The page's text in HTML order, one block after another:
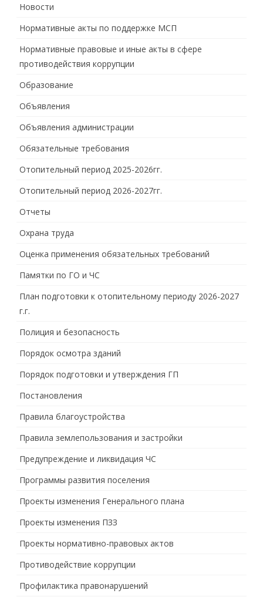
Новости
Нормативные акты по поддержке МСП
Нормативные правовые и иные акты в сфере
противодействия коррупции
Образование
Объявления
Объявления администрации
Обязательные требования
Отопительный период 2025-2026гг.
Отопительный период 2026-2027гг.
Отчеты
Охрана труда
Оценка применения обязательных требований
Памятки по ГО и ЧС
План подготовки к отопительному периоду 2026-2027
г.г.
Полиция и безопасность
Порядок осмотра зданий
Порядок подготовки и утверждения ГП
Постановления
Правила благоустройства
Правила землепользования и застройки
Предупреждение и ликвидация ЧС
Программы развития поселения
Проекты изменения Генерального плана
Проекты изменения ПЗЗ
Проекты нормативно-правовых актов
Противодействие коррупции
Профилактика правонарушений